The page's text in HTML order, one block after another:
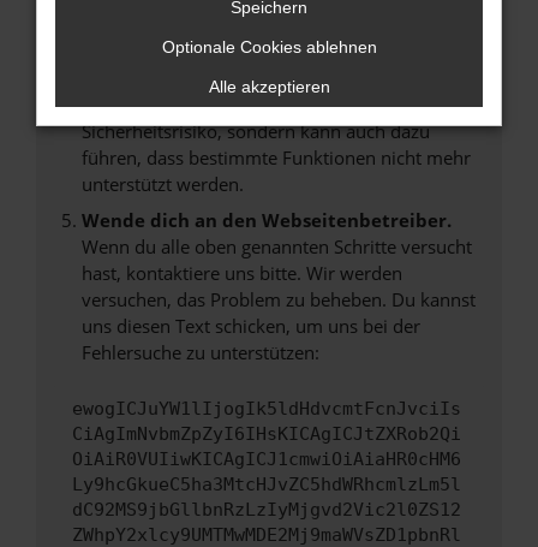
Betriebssystem auf dem neuesten Stand
Veraltete Software birgt nicht nur ein
Sicherheitsrisiko, sondern kann auch dazu
führen, dass bestimmte Funktionen nicht mehr
unterstützt werden.
Wende dich an den Webseitenbetreiber.
Wenn du alle oben genannten Schritte versucht
hast, kontaktiere uns bitte. Wir werden
versuchen, das Problem zu beheben. Du kannst
uns diesen Text schicken, um uns bei der
Fehlersuche zu unterstützen:
ewogICJuYW1lIjogIk5ldHdvcmtFcnJvciIs
CiAgImNvbmZpZyI6IHsKICAgICJtZXRob2Qi
OiAiR0VUIiwKICAgICJ1cmwiOiAiaHR0cHM6
Ly9hcGkueC5ha3MtcHJvZC5hdWRhcmlzLm5l
dC92MS9jbGllbnRzLzIyMjgvd2Vic2l0ZS12
ZWhpY2xlcy9UMTMwMDE2Mj9maWVsZD1pbnRl
Speichern
Optionale Cookies ablehnen
Alle akzeptieren